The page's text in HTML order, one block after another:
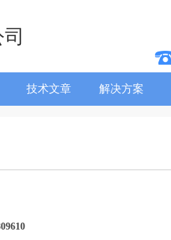
技术文章 解决方案